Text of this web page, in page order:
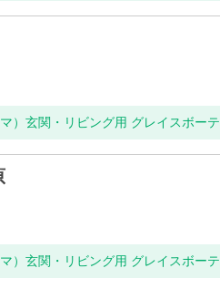
）玄関・リビング用 グレイスボーテ
）玄関・リビング用 グレイスボーテ